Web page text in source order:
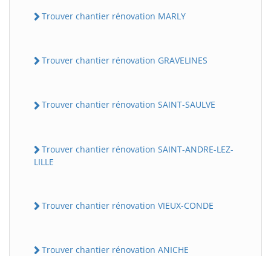
Trouver chantier rénovation MARLY
Trouver chantier rénovation GRAVELINES
Trouver chantier rénovation SAINT-SAULVE
Trouver chantier rénovation SAINT-ANDRE-LEZ-
LILLE
Trouver chantier rénovation VIEUX-CONDE
Trouver chantier rénovation ANICHE